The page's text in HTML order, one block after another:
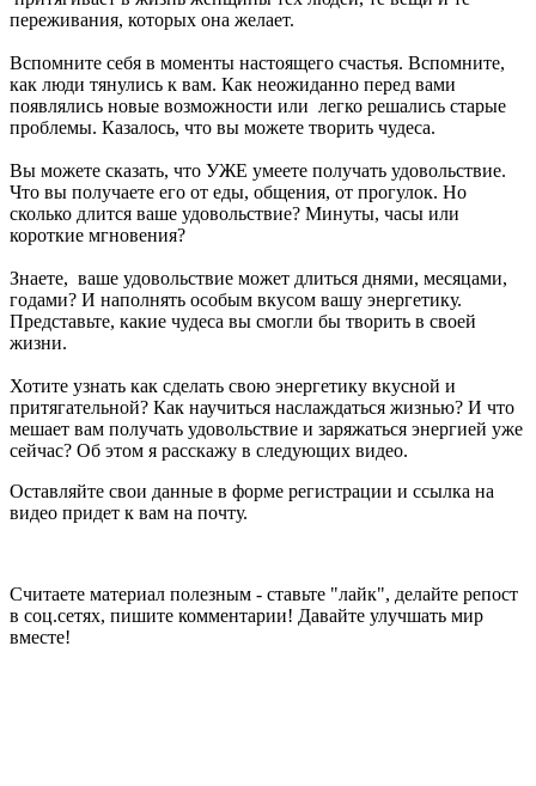
переживания, которых она желает.
Вспомните себя в моменты настоящего счастья. Вспомните,
как люди тянулись к вам. Как неожиданно перед вами
появлялись новые возможности или легко решались старые
проблемы. Казалось, что вы можете творить чудеса.
Вы можете сказать, что УЖЕ умеете получать удовольствие.
Что вы получаете его от еды, общения, от прогулок. Но
сколько длится ваше удовольствие? Минуты, часы или
короткие мгновения?
Знаете, ваше удовольствие может длиться днями, месяцами,
годами? И наполнять особым вкусом вашу энергетику.
Представьте, какие чудеса вы смогли бы творить в своей
жизни.
Хотите узнать как сделать свою энергетику вкусной и
притягательной? Как научиться наслаждаться жизнью? И что
мешает вам получать удовольствие и заряжаться энергией уже
сейчас? Об этом я расскажу в следующих видео.
Оставляйте свои данные в форме регистрации и ссылка на
видео придет к вам на почту.
Считаете материал полезным - ставьте "лайк", делайте репост
в соц.сетях, пишите комментарии! Давайте улучшать мир
вместе!